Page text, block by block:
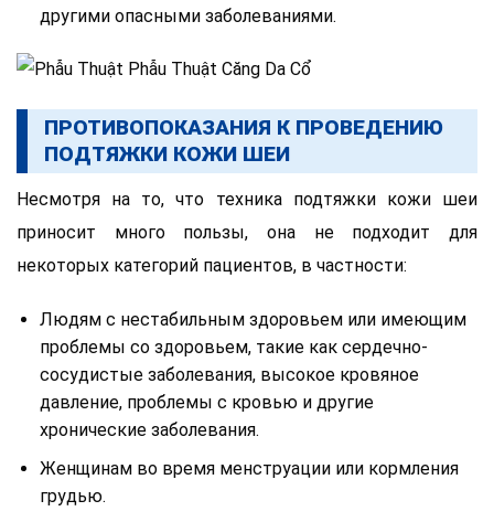
другими опасными заболеваниями.
ПРОТИВОПОКАЗАНИЯ К ПРОВЕДЕНИЮ
ПОДТЯЖКИ КОЖИ ШЕИ
Несмотря на то, что техника подтяжки кожи шеи
приносит много пользы, она не подходит для
некоторых категорий пациентов, в частности:
Людям с нестабильным здоровьем или имеющим
проблемы со здоровьем, такие как сердечно-
сосудистые заболевания, высокое кровяное
давление, проблемы с кровью и другие
хронические заболевания.
Женщинам во время менструации или кормления
грудью.